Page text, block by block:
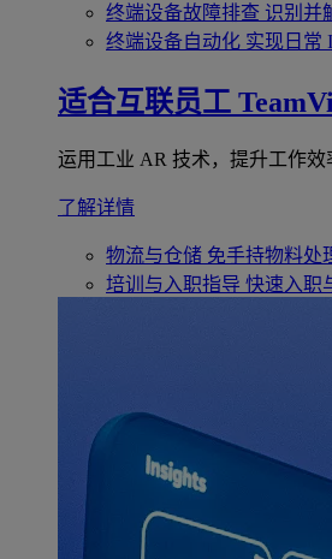
终端设备故障排查 识别并
终端设备自动化 实现日常
适合互联员工
运用工业 AR 技术，提升工作效
了解详情
物流与仓储 免手持物料处
培训与入职指导 快速入职